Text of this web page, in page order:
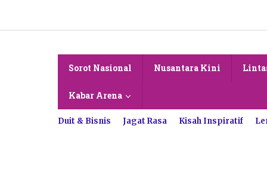
konten
Sorot Nasional Nusantara Kini
Kabar Arena
Duit & Bisnis Jagat Rasa Kisah Inspiratif